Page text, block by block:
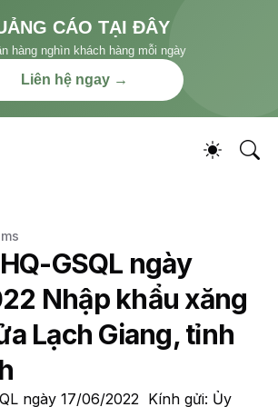
CÁO TẠI ĐÂY
hàng nghìn khách hàng mỗi ngày
Liên hệ ngay →
GSQL ngày
Nhập khẩu xăng
Lạch Giang, tỉnh
ngày 17/06/2022 Kính gửi: Ủy